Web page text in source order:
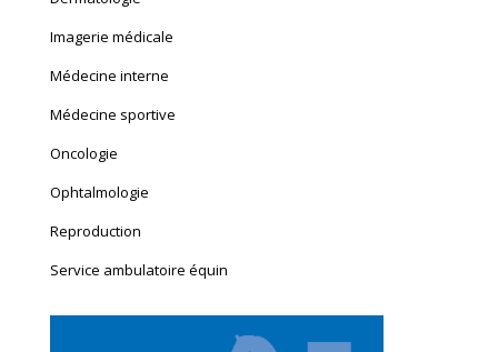
Imagerie médicale
Médecine interne
Médecine sportive
Oncologie
Ophtalmologie
Reproduction
Service ambulatoire équin